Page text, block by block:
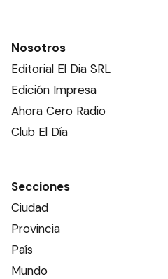
Nosotros
Editorial El Dia SRL
Edición Impresa
Ahora Cero Radio
Club El Día
Secciones
Ciudad
Provincia
País
Mundo